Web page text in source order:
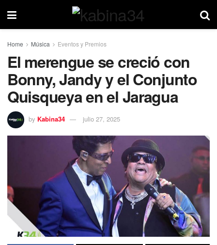
Home Música Eventos y Premios
El merengue se creció con
Bonny, Jandy y el Conjunto
Quisqueya en el Jaragua
by Kabina34 julio 27, 2025